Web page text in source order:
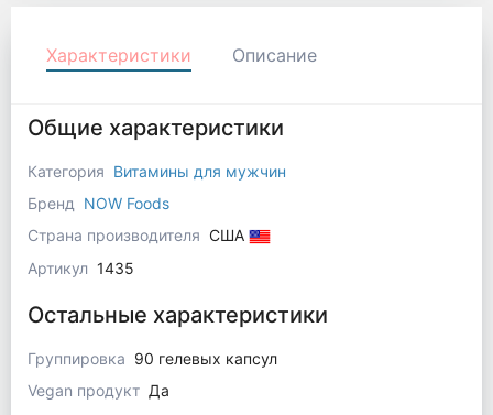
Характеристики Описание
Общие характеристики
Категория Витамины для мужчин
Бренд
NOW Foods
Страна производителя США
Артикул 1435
Остальные характеристики
Группировка 90 гелевых капсул
Vegan продукт Да